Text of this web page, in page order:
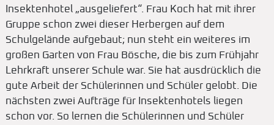
Insektenhotel „ausgeliefert“. Frau Koch hat mit ihrer
Gruppe schon zwei dieser Herbergen auf dem
Schulgelände aufgebaut; nun steht ein weiteres im
großen Garten von Frau Bösche, die bis zum Frühjahr
Lehrkraft unserer Schule war. Sie hat ausdrücklich die
gute Arbeit der Schülerinnen und Schüler gelobt. Die
nächsten zwei Aufträge für Insektenhotels liegen
schon vor. So lernen die Schülerinnen und Schüler